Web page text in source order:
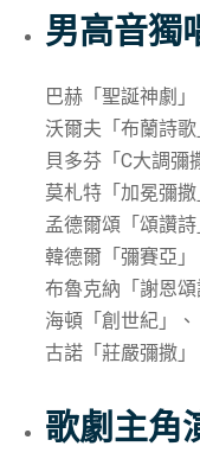
男高音獨
巴赫「聖誕神劇
沃爾夫「布蘭詩歌
貝多芬「C大調彌
莫札特「加冕彌撒
孟德爾頌「頌讚詩
韓德爾「彌賽亞」
布魯克納「謝恩頌
海頓「創世紀」、
古諾「莊嚴彌撒」
歌劇主角